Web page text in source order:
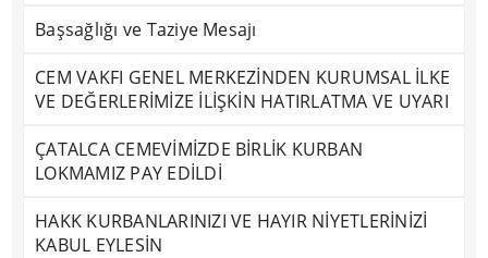
Başsağlığı ve Taziye Mesajı
CEM VAKFI GENEL MERKEZİNDEN KURUMSAL İLKE
VE DEĞERLERİMİZE İLİŞKİN HATIRLATMA VE UYARI
ÇATALCA CEMEVİMİZDE BİRLİK KURBAN
LOKMAMIZ PAY EDİLDİ
HAKK KURBANLARINIZI VE HAYIR NİYETLERİNİZİ
KABUL EYLESİN